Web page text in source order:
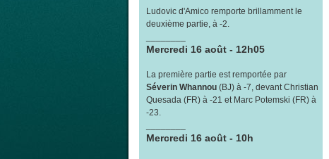
Ludovic d'Amico remporte brillamment le
deuxième partie, à -2.
Mercredi 16 août - 12h05
La première partie est remportée par
Séverin Whannou (BJ) à -7, devant Christian
Quesada (FR) à -21 et Marc Potemski (FR) à
-23.
Mercredi 16 août - 10h